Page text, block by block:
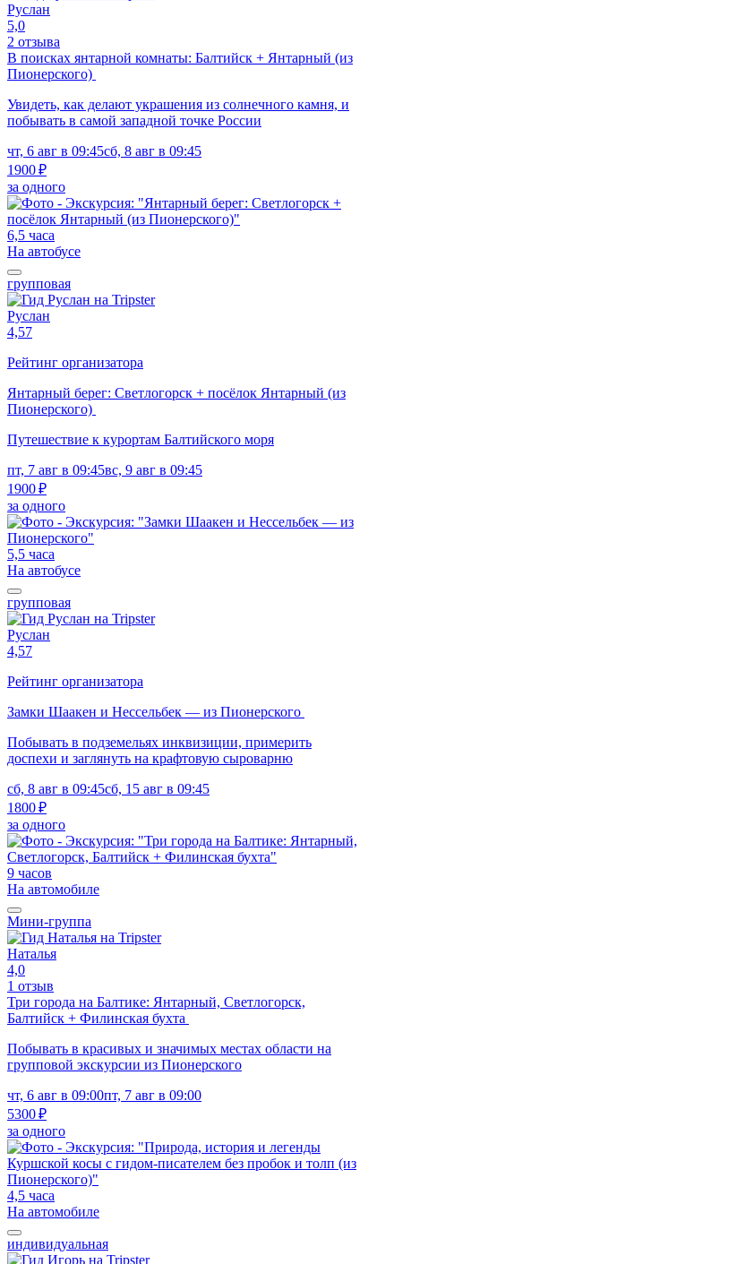
Руслан
5,0
2 отзыва
В поисках янтарной комнаты: Балтийск + Янтарный (из
Пионерского)
Увидеть, как делают украшения из солнечного камня, и
побывать в самой западной точке России
чт, 6 авг в 09:45сб, 8 авг в 09:45
1900 ₽
за одного
6,5 часа
На автобусе
групповая
Руслан
4,57
Рейтинг организатора
Янтарный берег: Светлогорск + посёлок Янтарный (из
Пионерского)
Путешествие к курортам Балтийского моря
пт, 7 авг в 09:45вс, 9 авг в 09:45
1900 ₽
за одного
5,5 часа
На автобусе
групповая
Руслан
4,57
Рейтинг организатора
Замки Шаакен и Нессельбек — из Пионерского
Побывать в подземельях инквизиции, примерить
доспехи и заглянуть на крафтовую сыроварню
сб, 8 авг в 09:45сб, 15 авг в 09:45
1800 ₽
за одного
9 часов
На автомобиле
Мини-группа
Наталья
4,0
1 отзыв
Три города на Балтике: Янтарный, Светлогорск,
Балтийск + Филинская бухта
Побывать в красивых и значимых местах области на
групповой экскурсии из Пионерского
чт, 6 авг в 09:00пт, 7 авг в 09:00
5300 ₽
за одного
4,5 часа
На автомобиле
индивидуальная